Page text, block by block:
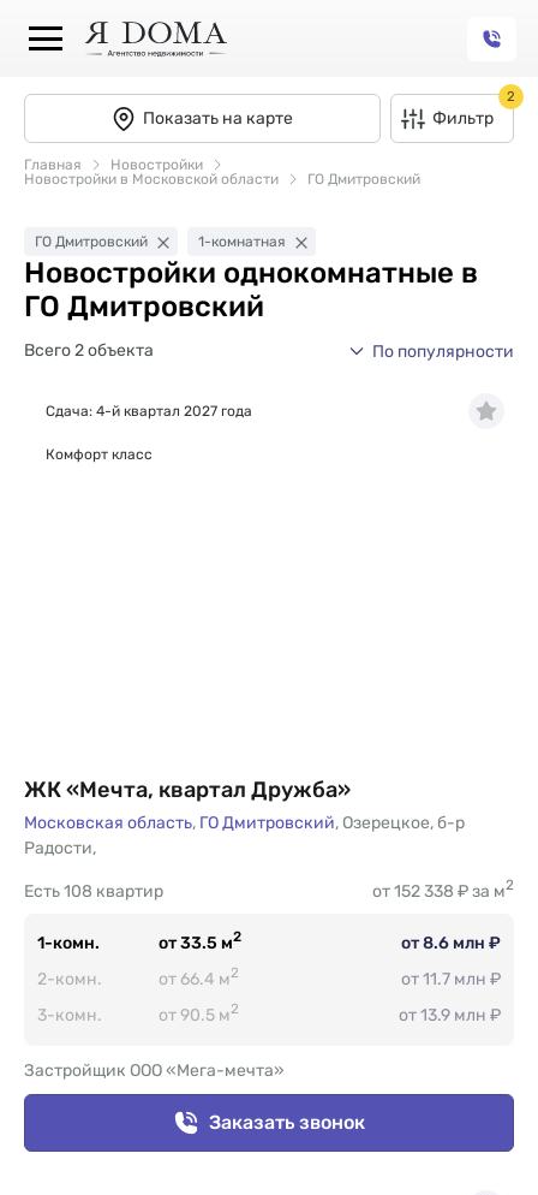
Показать на карте Фильтр
2
Главная
Новостройки
Новостройки в Московской области
ГО Дмитровский
ГО Дмитровский 1-комнатная
Новостройки однокомнатные в
ГО Дмитровский
Всего 2 объекта По популярности
ЖК «Мечта, квартал Дружба»
Московская область, ГО Дмитровский, Озерецкое,б-р
Радости,
108 квартир
Есть от 152 338 ₽ за м2
1-комн. от 33.5 м2
от 8.6 млн ₽
2-комн.
от 66.4 м2
от 11.7 млн ₽
3-комн.
от 90.5 м2 от 13.9 млн ₽
Застройщик ООО «Мега-мечта»
Заказать звонок
Сдача: 4-й квартал 2027 года
Комфорт класс